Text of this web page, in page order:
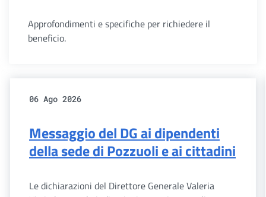
Approfondimenti e specifiche per richiedere il
beneficio.
06 Ago 2026
Messaggio del DG ai dipendenti
della sede di Pozzuoli e ai cittadini
Le dichiarazioni del Direttore Generale Valeria